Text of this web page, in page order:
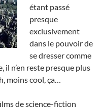
étant passé
presque
exclusivement
dans le pouvoir de
se dresser comme
n’en reste presque plus
moins cool, ça…
de science-fiction